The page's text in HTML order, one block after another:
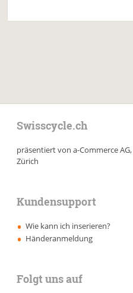
Swisscycle.ch
präsentiert von a-Commerce
Zürich
Kundensupport
Wie kann ich inserieren?
Händeranmeldung
Folgt uns auf